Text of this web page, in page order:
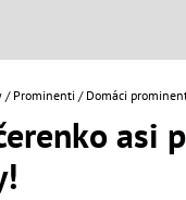
Prominenti Domáci
asi